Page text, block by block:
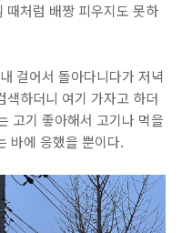
때처럼 배짱 피우지도 못하
걸어서 돌아다니다가 저녁
색하더니 여기 가자고 하더
고기 좋아해서 고기나 먹을
바에 응했을 뿐이다.